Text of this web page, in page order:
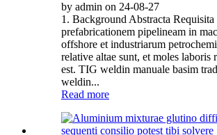
by admin on 24-08-27
1. Background Abstracta Requisita
prefabricationem pipelineam in
offshore et industriarum
relative altae sunt, et moles laboris
est. TIG weldin manuale basim
weldin...
Read more